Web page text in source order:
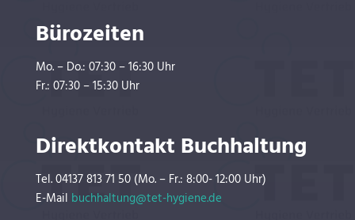
Bürozeiten
Mo. – Do.: 07:30 – 16:30 Uhr
Fr.: 07:30 – 15:30 Uhr
Direktkontakt Buchhaltung
Tel. 04137 813 71 50 (Mo. – Fr.: 8:00- 12:00 Uhr)
E-Mail buchhaltung@tet-hygiene.de